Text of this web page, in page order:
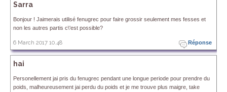
Sarra
Bonjour ! Jaimerais utilisé fenugrec pour faire grossir seulement mes fesses et
non les autres partis c\'est possible?
Réponse
6 March 2017 10.48
hai
Personellement jai pris du fenugrec pendant une longue periode pour prendre du
poids, malheureusement jai perdu du poids et je me trouve plus maigre, take